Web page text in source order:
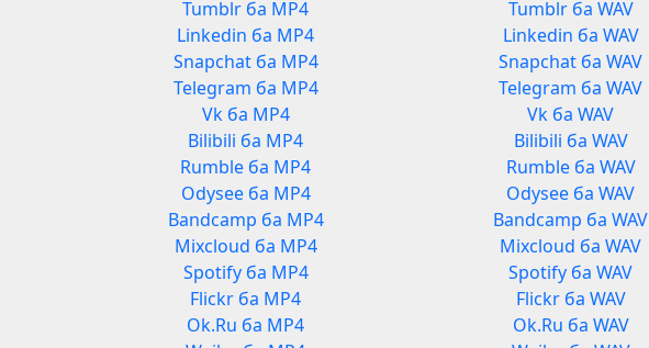
Tumblr ба MP4
Linkedin ба MP4
Snapchat ба MP4
Telegram ба MP4
Vk ба MP4
Bilibili ба MP4
Rumble ба MP4
Odysee ба MP4
Bandcamp ба MP4
Mixcloud ба MP4
Spotify ба MP4
Flickr ба MP4
Ok.Ru ба MP4
Tumblr ба WAV
Linkedin ба WAV
Snapchat ба WAV
Telegram ба WAV
Vk ба WAV
Bilibili ба WAV
Rumble ба WAV
Odysee ба WAV
Bandcamp ба WAV
Mixcloud ба WAV
Spotify ба WAV
Flickr ба WAV
Ok.Ru ба WAV